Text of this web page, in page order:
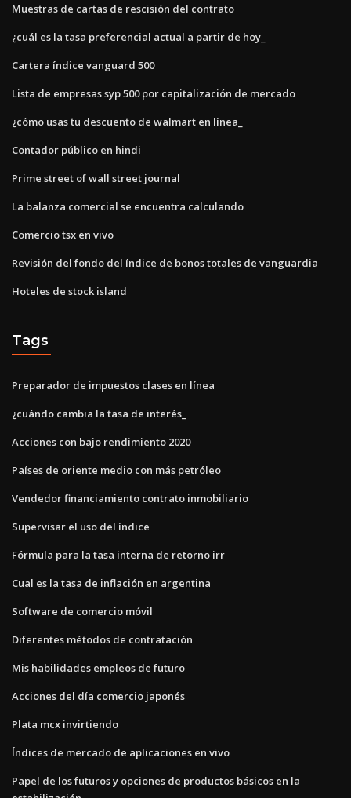
Muestras de cartas de rescisión del contrato
¿cuál es la tasa preferencial actual a partir de hoy_
Cartera índice vanguard 500
Lista de empresas syp 500 por capitalización de mercado
¿cómo usas tu descuento de walmart en línea_
Contador público en hindi
Prime street of wall street journal
La balanza comercial se encuentra calculando
Comercio tsx en vivo
Revisión del fondo del índice de bonos totales de vanguardia
Hoteles de stock island
Tags
Preparador de impuestos clases en línea
¿cuándo cambia la tasa de interés_
Acciones con bajo rendimiento 2020
Países de oriente medio con más petróleo
Vendedor financiamiento contrato inmobiliario
Supervisar el uso del índice
Fórmula para la tasa interna de retorno irr
Cual es la tasa de inflación en argentina
Software de comercio móvil
Diferentes métodos de contratación
Mis habilidades empleos de futuro
Acciones del día comercio japonés
Plata mcx invirtiendo
Índices de mercado de aplicaciones en vivo
Papel de los futuros y opciones de productos básicos en la